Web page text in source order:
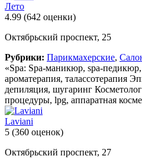
Лето
4.99 (642 оценки)
Октябрьский проспект, 25
Рубрики: Парикмахерские,
«Spa: Spa-маникюр, spa-
ароматерапия, талассотерапия
депиляция, шугаринг
процедуры, lpg, аппаратная
Laviani
5 (360 оценок)
Октябрьский проспект, 27